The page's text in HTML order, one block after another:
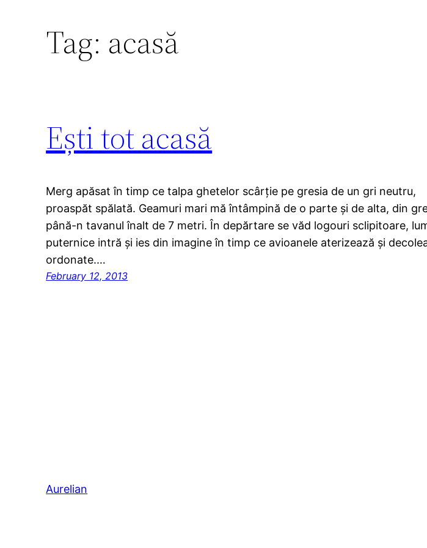
Tag: acasă
Ești tot acasă
Merg apăsat în timp ce talpa ghetelor scârție pe gresia de un gri neutru,
proaspăt spălată. Geamuri mari mă întâmpină de o parte și de alta, din
până-n tavanul înalt de 7 metri. În depărtare se văd logouri sclipitoare,
puternice intră și ies din imagine în timp ce avioanele aterizează și
ordonate.…
February 12, 2013
Aurelian